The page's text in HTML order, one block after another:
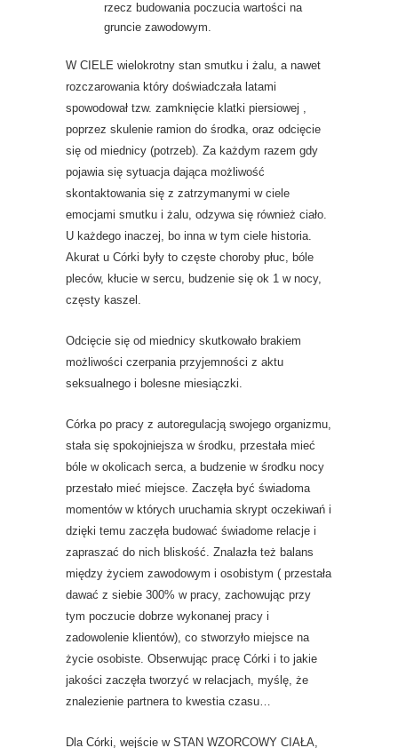
rzecz budowania poczucia wartości na
gruncie zawodowym.
W CIELE wielokrotny stan smutku i żalu, a nawet
rozczarowania który doświadczała latami
spowodował tzw. zamknięcie klatki piersiowej ,
poprzez skulenie ramion do środka, oraz odcięcie
się od miednicy (potrzeb). Za każdym razem gdy
pojawia się sytuacja dająca możliwość
skontaktowania się z zatrzymanymi w ciele
emocjami smutku i żalu, odzywa się również ciało.
U każdego inaczej, bo inna w tym ciele historia.
Akurat u Córki były to częste choroby płuc, bóle
pleców, kłucie w sercu, budzenie się ok 1 w nocy,
częsty kaszel.
Odcięcie się od miednicy skutkowało brakiem
możliwości czerpania przyjemności z aktu
seksualnego i bolesne miesiączki.
Córka po pracy z autoregulacją swojego organizmu,
stała się spokojniejsza w środku, przestała mieć
bóle w okolicach serca, a budzenie w środku nocy
przestało mieć miejsce. Zaczęła być świadoma
momentów w których uruchamia skrypt oczekiwań i
dzięki temu zaczęła budować świadome relacje i
zapraszać do nich bliskość. Znalazła też balans
między życiem zawodowym i osobistym ( przestała
dawać z siebie 300% w pracy, zachowując przy
tym poczucie dobrze wykonanej pracy i
zadowolenie klientów), co stworzyło miejsce na
życie osobiste. Obserwując pracę Córki i to jakie
jakości zaczęła tworzyć w relacjach, myślę, że
znalezienie partnera to kwestia czasu…
Dla Córki, wejście w STAN WZORCOWY CIAŁA,